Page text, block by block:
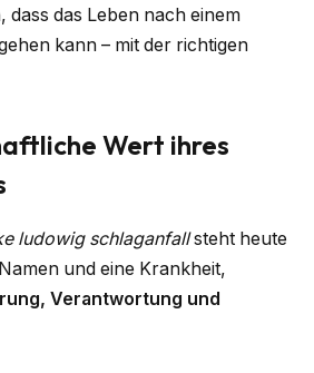
dass das Leben nach einem
kann – mit der richtigen
Wert ihres
ludowig schlaganfallsteht heute
und eine Krankheit,
Verantwortung und